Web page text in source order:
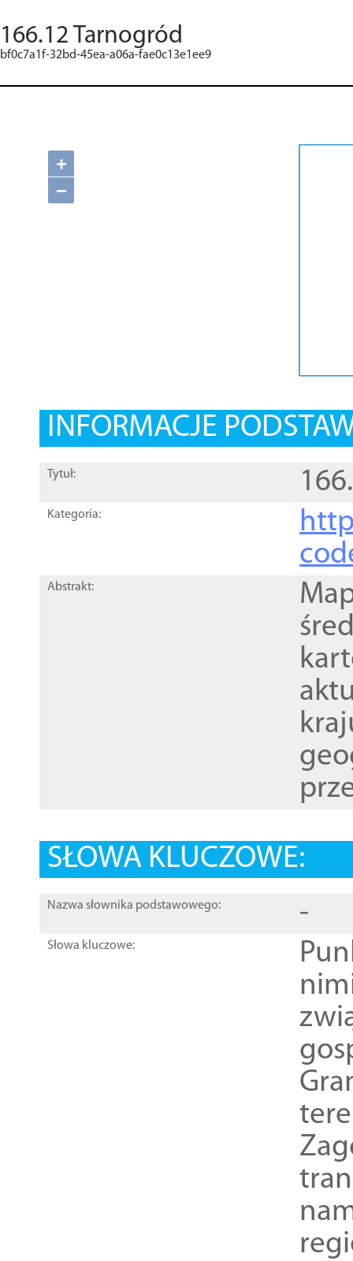
166.12 Tarnogród
bf0c7a1f-32bd-45ea-a06a-fae0c13e1ee9
+
−
INFORMACJE
Tytuł:
Kategoria:
Abstrakt:
SŁOWA KLUCZOWE:
Nazwa słownika podstawowego: -
Słowa kluczowe: